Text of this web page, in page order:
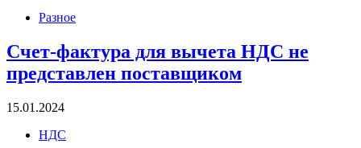
Разное
Счет-фактура для вычета НДС не
представлен поставщиком
15.01.2024
НДС